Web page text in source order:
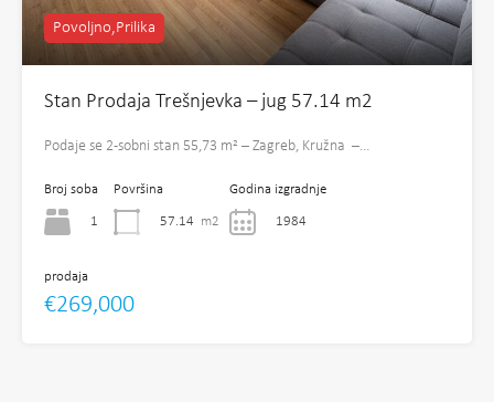
Povoljno,Prilika
Stan Prodaja Trešnjevka – jug 57.14 m2
Podaje se 2-sobni stan 55,73 m² – Zagreb, Kružna –…
Broj soba
1
Površina
57.14 m2
Godina izgradnje
1984
prodaja
€269,000